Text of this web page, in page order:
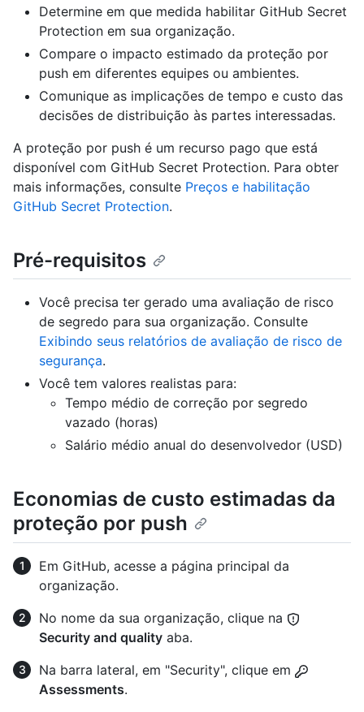
Determine em que medida habilitar GitHub Secret
Protection em sua organização.
Compare o impacto estimado da proteção por
push em diferentes equipes ou ambientes.
Comunique as implicações de tempo e custo das
decisões de distribuição às partes interessadas.
A proteção por push é um recurso pago que está
disponível com GitHub Secret Protection. Para obter
mais informações, consulte Preços e habilitação
GitHub Secret Protection.
Pré-requisitos
Você precisa ter gerado uma avaliação de risco
de segredo para sua organização. Consulte
Exibindo seus relatórios de avaliação de risco de
segurança.
Você tem valores realistas para:
Tempo médio de correção por segredo
vazado (horas)
Salário médio anual do desenvolvedor (USD)
Economias de custo estimadas da
proteção por push
Em GitHub, acesse a página principal da
organização.
No nome da sua organização, clique na
Security and quality aba.
Na barra lateral, em "Security", clique em
Assessments.